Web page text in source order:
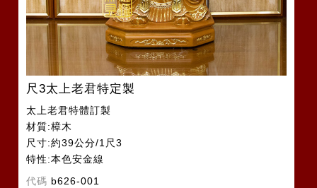
尺3太上老君特定製
太上老君特體訂製
材質:樟木
尺寸:約39公分/1尺3
特性:本色安金線
代碼 b626-001